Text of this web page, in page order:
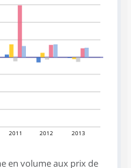
2011 2012 2013
en volume aux prix de